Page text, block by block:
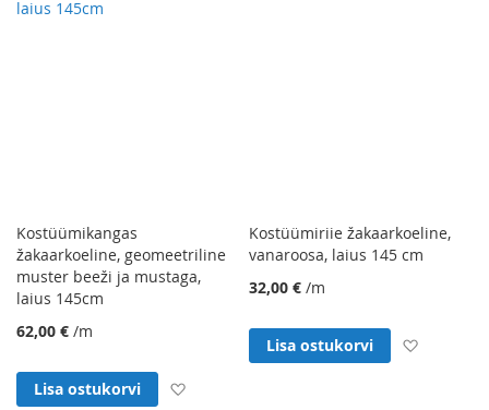
Kostüümikangas
žakaarkoeline, geomeetriline
muster beeži ja mustaga,
laius 145cm
62,00 € /m
Lisa ostukorvi
Kostüümiriie žakaarkoeline,
vanaroosa, laius 145 cm
32,00 € /m
Lisa ostukorvi